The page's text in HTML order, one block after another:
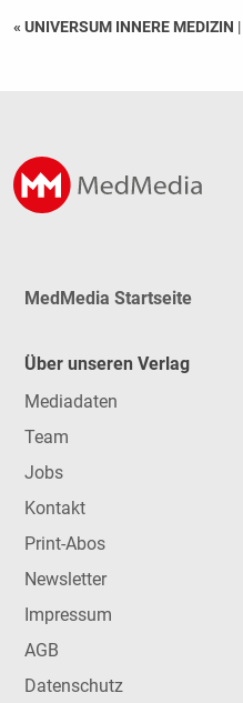
« UNIVERSUM INNERE MEDIZIN |
MedMedia Startseite
Über unseren Verlag
Mediadaten
Team
Jobs
Kontakt
Print-Abos
Newsletter
Impressum
AGB
Datenschutz